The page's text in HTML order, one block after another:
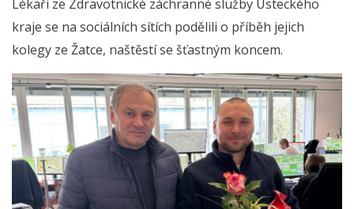
Lékaři ze Zdravotnické záchranné služby Ústeckého
kraje se na sociálních sítích podělili o příběh jejich
kolegy ze Žatce, naštěstí se šťastným koncem.